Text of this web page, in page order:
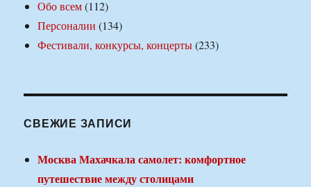
Обо всем(112)
Персоналии (134)
Фестивали, конкурсы, концерты(233)
СВЕЖИЕ ЗАПИСИ
Москва Махачкала самолет: комфортное
путешествие между столицами